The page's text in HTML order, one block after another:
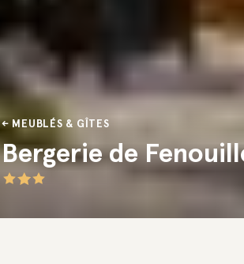
MEUBLÉS & GÎTES
Bergerie de